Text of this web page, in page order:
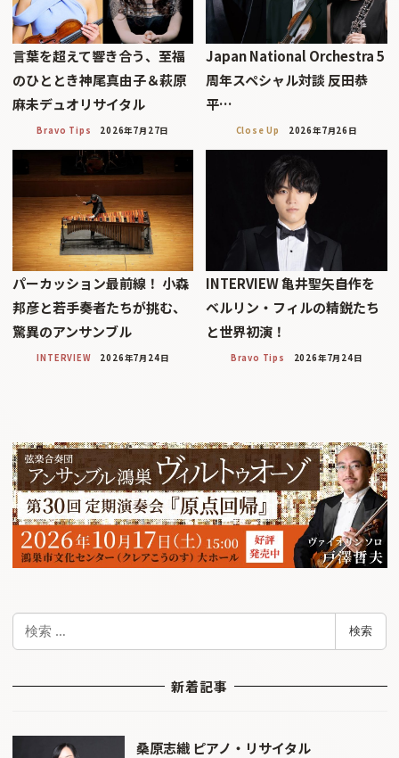
言葉を超えて響き合う、至福
のひととき神尾真由子＆萩原
麻未デュオリサイタル
Bravo Tips 2026年7月27日
Japan National Orchestra 5
周年スペシャル対談 反田恭
平…
Close Up 2026年7月26日
パーカッション最前線！ 小森
邦彦と若手奏者たちが挑む、
驚異のアンサンブル
INTERVIEW 2026年7月24日
INTERVIEW 亀井聖矢――自作を
ベルリン・フィルの精鋭たち
と世界初演！
Bravo Tips 2026年7月24日
検
検索
新着記事
桑原志織 ピアノ・リサイタル